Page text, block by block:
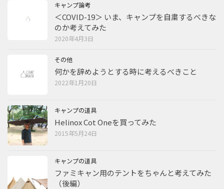
キャンプ論考
＜COVID-19＞ いま、キャンプを自粛するべきな
のか考えてみた
2020年4月3日
その他
何かを辞めようとする時に考えるべきこと
2022年1月20日
キャンプの道具
Helinox Cot Oneを買ってみた
2015年5月24日
キャンプの道具
ファミキャン用のテントをちゃんと考えてみた
（後編）